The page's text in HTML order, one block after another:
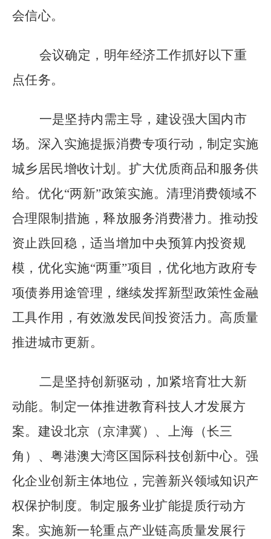
会信心。
会议确定，明年经济工作抓好以下重
点任务。
一是坚持内需主导，建设强大国内市
场。深入实施提振消费专项行动，制定实施
城乡居民增收计划。扩大优质商品和服务供
给。优化“两新”政策实施。清理消费领域不
合理限制措施，释放服务消费潜力。推动投
资止跌回稳，适当增加中央预算内投资规
模，优化实施“两重”项目，优化地方政府专
项债券用途管理，继续发挥新型政策性金融
工具作用，有效激发民间投资活力。高质量
推进城市更新。
二是坚持创新驱动，加紧培育壮大新
动能。制定一体推进教育科技人才发展方
案。建设北京（京津冀）、上海（长三
角）、粤港澳大湾区国际科技创新中心。强
化企业创新主体地位，完善新兴领域知识产
权保护制度。制定服务业扩能提质行动方
案。实施新一轮重点产业链高质量发展行